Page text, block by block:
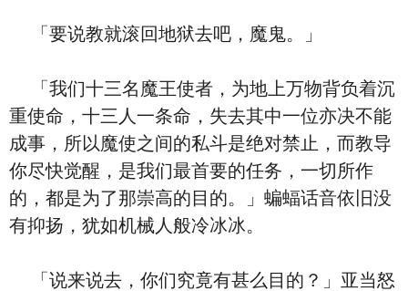
「要说教就滚回地狱去吧，魔鬼。」
「我们十三名魔王使者，为地上万物背负着沉
重使命，十三人一条命，失去其中一位亦决不能
成事，所以魔使之间的私斗是绝对禁止，而教导
你尽快觉醒，是我们最首要的任务，一切所作
的，都是为了那崇高的目的。」蝙蝠话音依旧没
有抑扬，犹如机械人般冷冰冰。
「说来说去，你们究竟有甚么目的？」亚当怒